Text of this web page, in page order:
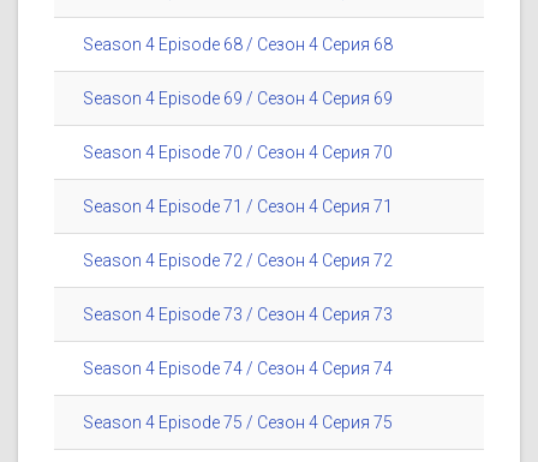
Season 4 Episode 68 / Сезон 4 Серия 68
Season 4 Episode 69 / Сезон 4 Серия 69
Season 4 Episode 70 / Сезон 4 Серия 70
Season 4 Episode 71 / Сезон 4 Серия 71
Season 4 Episode 72 / Сезон 4 Серия 72
Season 4 Episode 73 / Сезон 4 Серия 73
Season 4 Episode 74 / Сезон 4 Серия 74
Season 4 Episode 75 / Сезон 4 Серия 75